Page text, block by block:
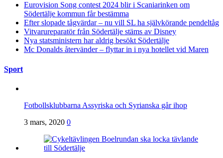
Eurovision Song contest 2024 blir i Scaniarinken om
Södertälje kommun får bestämma
Efter slopade tågvärdar – nu vill SL ha självkörande pendeltåg
Vitvarureparatör från Södertälje stäms av Disney
Nya statsministern har aldrig besökt Södertälje
Mc Donalds återvänder – flyttar in i nya hotellet vid Maren
Sport
Fotbollsklubbarna Assyriska och Syrianska går ihop
3 mars, 2020 0